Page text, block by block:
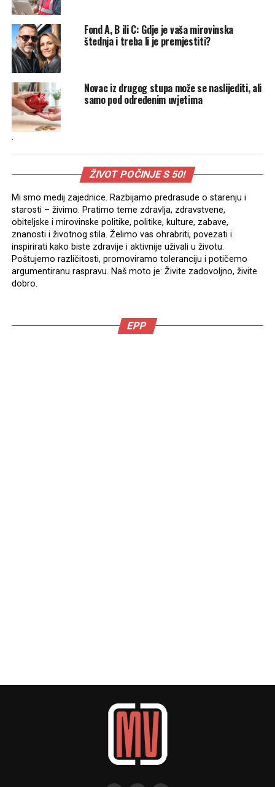
Fond A, B ili C: Gdje je vaša mirovinska
štednja i treba li je premjestiti?
Novac iz drugog stupa može se naslijediti, ali
samo pod određenim uvjetima
.
ŽIVOT POČINJE S 50!
Mi smo medij zajednice. Razbijamo predrasude o starenju i
starosti – živimo. Pratimo teme zdravlja, zdravstvene,
obiteljske i mirovinske politike, politike, kulture, zabave,
znanosti i životnog stila. Želimo vas ohrabriti, povezati i
inspirirati kako biste zdravije i aktivnije uživali u životu.
Poštujemo različitosti, promoviramo toleranciju i potičemo
argumentiranu raspravu. Naš moto je: Živite zadovoljno, živite
dobro.
EPP